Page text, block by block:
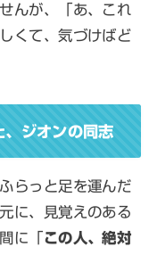
んが、「あ、これ
くて、気づけばど
、ジオンの同志
らっと足を運んだ
に、見覚えのある
に「この人、絶対